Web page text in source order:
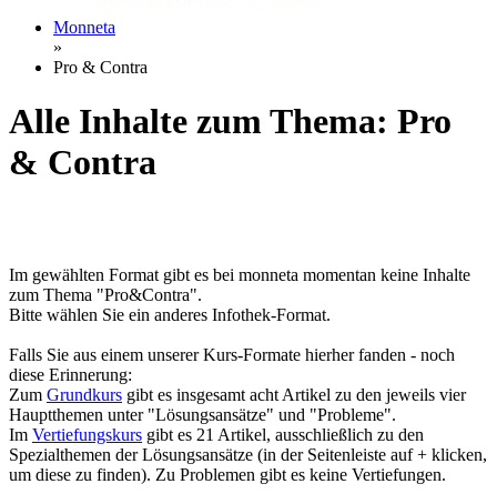
Monneta
»
Pro & Contra
Alle Inhalte zum Thema: Pro
& Contra
Im gewählten Format gibt es bei monneta momentan keine Inhalte
zum Thema "Pro&Contra".
Bitte wählen Sie ein anderes Infothek-Format.
Falls Sie aus einem unserer Kurs-Formate hierher fanden - noch
diese Erinnerung:
Zum Grundkurs gibt es insgesamt acht Artikel zu den jeweils vier
Hauptthemen unter "Lösungsansätze" und "Probleme".
Im Vertiefungskurs gibt es 21 Artikel, ausschließlich zu den
Spezialthemen der Lösungsansätze (in der Seitenleiste auf + klicken,
um diese zu finden). Zu Problemen gibt es keine Vertiefungen.